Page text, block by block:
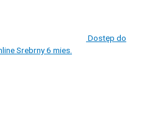
Dostęp do
Srebrny 6 mies.